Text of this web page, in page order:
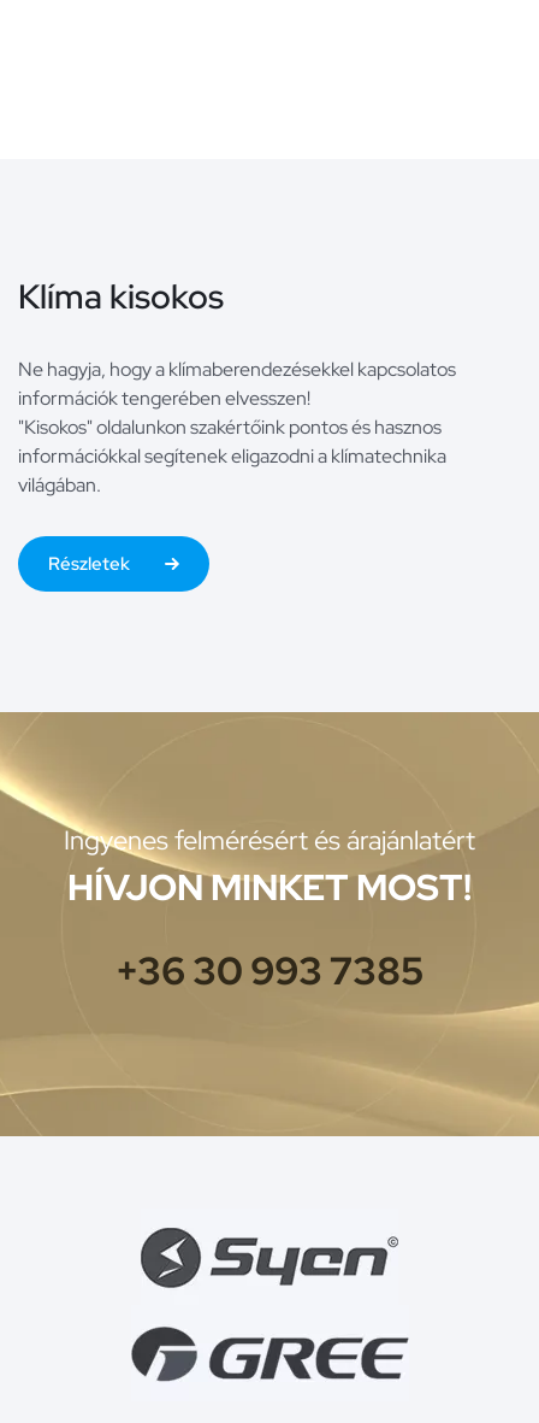
Klíma kisokos
Ne hagyja, hogy a klímaberendezésekkel kapcsolatos
információk tengerében elvesszen!
"Kisokos" oldalunkon szakértőink pontos és hasznos
információkkal segítenek eligazodni a klímatechnika
világában.
Részletek
Ingyenes felmérésért és árajánlatért
HÍVJON MINKET MOST!
+36 30 993 7385